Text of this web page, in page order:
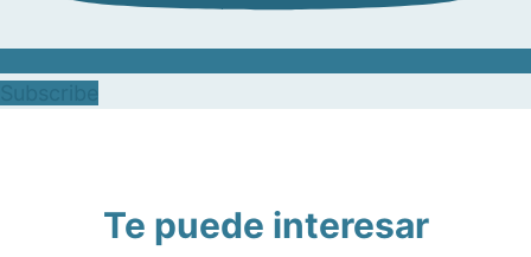
Te puede interesar